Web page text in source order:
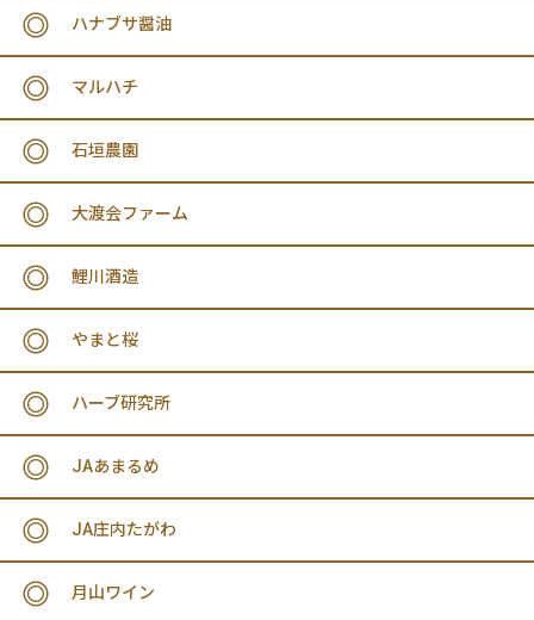
ハナブサ醤油
マルハチ
石垣農園
大渡会ファーム
鯉川酒造
やまと桜
ハーブ研究所
JAあまるめ
JA庄内たがわ
月山ワイン